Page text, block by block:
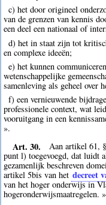
c) het door origineel
van de grenzen van kennis
een deel een nationaal of
d) het in staat zijn tot
en complexe ideeën;
e) het kunnen
wetenschappelijke
samenleving als geheel over
f) een vernieuwende
professionele context, wat
vooruitgang in een
».
Art. 30.
Aan artikel 61,
punt l) toegevoegd, dat luidt
gezamenlijk beschreven
artikel 5bis van het decreet
van het hoger onderwijs in
hogeronderwijsmaatregelen.